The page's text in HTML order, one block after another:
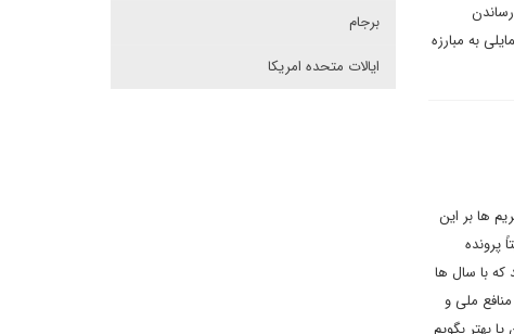
به مبارزه
ها بر این
پرونده
که با سال ها
ملی و
بهتر بگویم
برجام
ایالات متحده امریکا